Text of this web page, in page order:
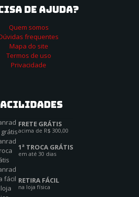
DE AJUDA?
Quem somos
frequentes
Mapa do site
Termos de uso
Privacidade
FRETE GRÁTIS
acima de R$ 300,00
1ª TROCA GRÁTIS
em até 30 dias
RETIRA FÁCIL
na loja física